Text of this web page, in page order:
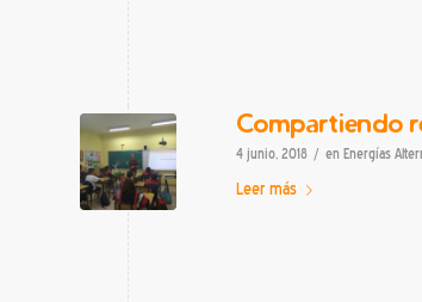
Compartiendo
4 junio, 2018 / en Energías
Leer más